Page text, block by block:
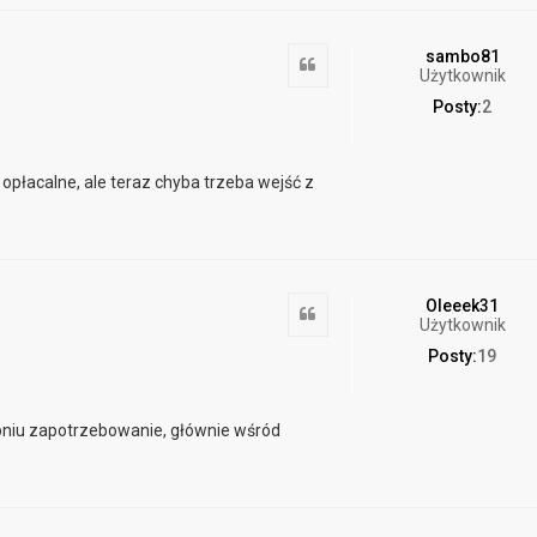
sambo81
Użytkownik
Posty:2
ale teraz chyba trzeba wejść z
Oleeek31
Użytkownik
Posty:19
zapotrzebowanie, głównie wśród